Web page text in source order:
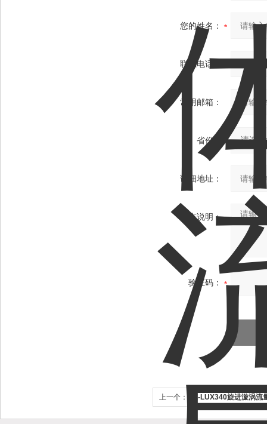
您的姓名：
联系电话：
常用邮箱：
省份：
详细地址：
补充说明：
验证码：
上一个： GE-LUX340旋进漩涡流